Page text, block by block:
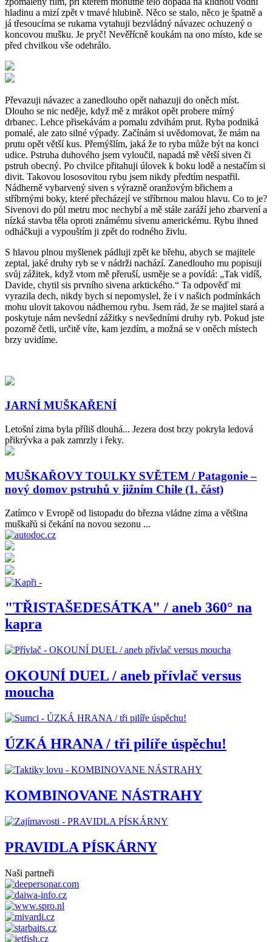
hladinu a mizí zpět v tmavé hlubině. Něco se stalo, něco je špatně a
já třesoucíma se rukama vytahuji bezvládný návazec ochuzený o
koncovou mušku. Je pryč! Nevěřícně koukám na ono místo, kde se
před chvilkou vše odehrálo.
Převazuji návazec a zanedlouho opět nahazuji do oněch míst.
Dlouho se nic neděje, když mě z mrákot opět probere mírný
drbanec. Lehce přisekávám a pomalu zdvihám prut. Ryba podniká
pomalé, ale zato silné výpady. Začínám si uvědomovat, že mám na
prutu opět větší kus. Přemýšlím, jaká že to ryba může být na konci
udice. Pstruha duhového jsem vyloučil, napadá mě větší siven či
pstruh obecný. Po chvilce přitahuji úlovek k boku lodě a nestačím si
divit. Takovou lososovitou rybu jsem nikdy předtím nespatřil.
Nádherně vybarvený siven s výrazně oranžovým břichem a
stříbrnými boky, které přecházejí ve stříbrnou malou hlavu. Co to je?
Sivenovi do půl metru moc nechybí a mě stále zaráží jeho zbarvení a
nízká stavba těla oproti známému sivenu americkému. Rybu ihned
odháčkuji a vypouštím ji zpět do rodného živlu.
S hlavou plnou myšlenek pádluji zpět ke břehu, abych se majitele
zeptal, jaké druhy ryb se v nádrži nachází. Zanedlouho mu popisuji
svůj zážitek, když vtom mě přeruší, usměje se a povídá: „Tak vidíš,
Davide, chytil sis prvního sivena arktického.“ Ta odpověď mi
vyrazila dech, nikdy bych si nepomyslel, že i v našich podmínkách
mohu ulovit takovou nádhernou rybu. Jsem rád, že se majitel stará a
poskytuje nám nevšední zážitky s nevšedními druhy ryb. Pokud jste
pozorně četli, určitě víte, kam jezdím, a možná se v oněch místech
brzy uvidíme.
JARNÍ MUŠKAŘENÍ
Letošní zima byla příliš dlouhá... Jezera dost brzy pokryla ledová
přikrývka a pak zamrzly i řeky.
MUŠKAŘOVY TOULKY SVĚTEM / Patagonie –
nový domov pstruhů v jižním Chile (1. část)
Zatímco v Evropě od listopadu do března vládne zima a většina
muškařů si čekání na novou sezonu ...
"TŘISTAŠEDESÁTKA" / aneb 360° na
kapra
OKOUNÍ DUEL / aneb přívlač versus
moucha
ÚZKÁ HRANA / tři pilíře úspěchu!
KOMBINOVANE NÁSTRAHY
PRAVIDLA PÍSKÁRNY
Naši partneři